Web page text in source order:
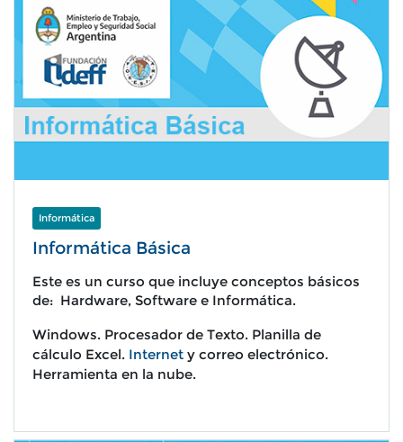
Informática
Informática Básica
Este es un curso que incluye conceptos básicos
de: Hardware, Software e Informática.
Windows. Procesador de Texto. Planilla de
cálculo Excel. Internet y correo electrónico.
Herramienta en la nube.